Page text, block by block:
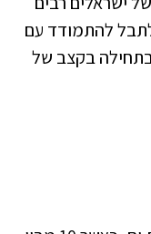
להתמודד עם
בתחילה בקצב של